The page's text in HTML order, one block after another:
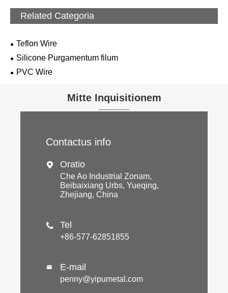
Related Categoria
Teflon Wire
Silicone Purgamentum filum
PVC Wire
Mitte Inquisitionem
Contactus info
 Oratio
Che Ao Industrial Zonam,
Beibaixiang Urbs, Yueqing,
Zhejiang, China
 Tel
+86-577-62851855
 E-mail
penny@yipumetal.com